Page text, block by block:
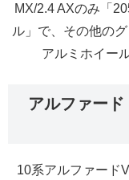
MX/2.4 AXのみ「
ル」で、その他の
アルミホイー
アルファー
10系アルファード